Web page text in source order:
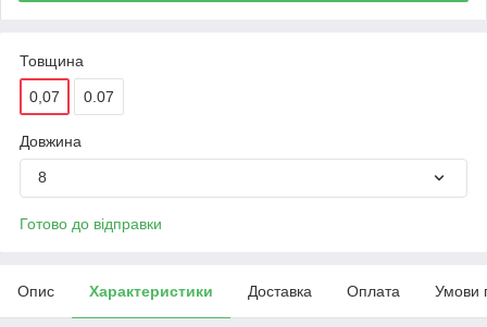
Товщина
0,07 0.07
Довжина
8
Готово до відправки
Опис Характеристики Доставка Оплата Умови